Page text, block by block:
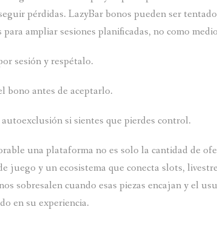
pérdidas. LazyBar bonos pueden ser
ampliar sesiones planificadas, no como
sesión y respétalo.
bono antes de aceptarlo.
si sientes que pierdes control.
una plataforma no es solo la cantidad de
juego y un ecosistema que conecta slots,
sobresalen cuando esas piezas encajan y el
en su experiencia.